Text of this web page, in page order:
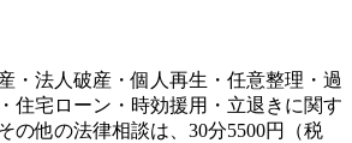
・法人破産・個人再生・任意整理・過
住宅ローン・時効援用・立退きに関す
の他の法律相談は、30分5500円（税